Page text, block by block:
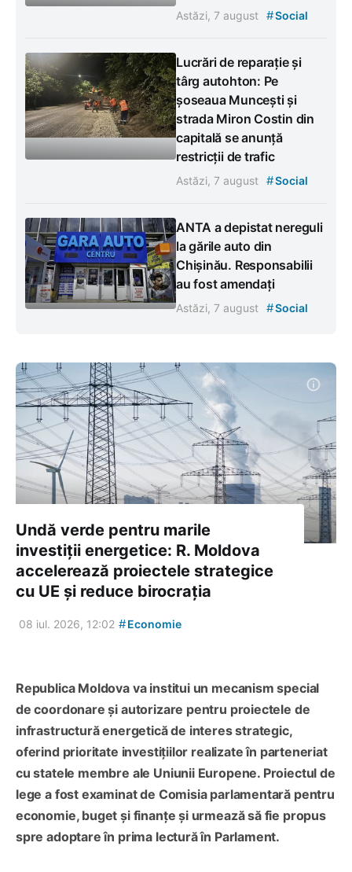
Astăzi, 7 august #Social
Lucrări de reparație și
târg autohton: Pe
șoseaua Muncești și
strada Miron Costin din
capitală se anunță
restricții de trafic
Astăzi, 7 august #Social
ANTA a depistat nereguli
la gările auto din
Chișinău. Responsabilii
au fost amendați
Astăzi, 7 august #Social
Undă verde pentru marile
investiții energetice: R. Moldova
accelerează proiectele strategice
cu UE și reduce birocrația
08 iul. 2026, 12:02 #Economie
Republica Moldova va institui un mecanism special
de coordonare și autorizare pentru proiectele de
infrastructură energetică de interes strategic,
oferind prioritate investițiilor realizate în parteneriat
cu statele membre ale Uniunii Europene. Proiectul de
lege a fost examinat de Comisia parlamentară pentru
economie, buget și finanțe și urmează să fie propus
spre adoptare în prima lectură în Parlament.